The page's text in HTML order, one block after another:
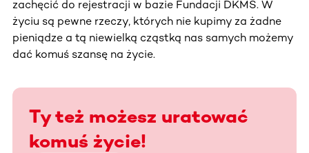
zachęcić do rejestracji w bazie Fundacji DKMS. W
życiu są pewne rzeczy, których nie kupimy za żadne
pieniądze a tą niewielką cząstką nas samych możemy
dać komuś szansę na życie.
Ty też możesz uratować
komuś życie!